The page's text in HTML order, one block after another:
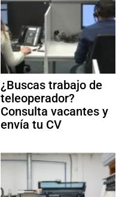
¿Buscas trabajo de
teleoperador?
Consulta vacantes y
envía tu CV